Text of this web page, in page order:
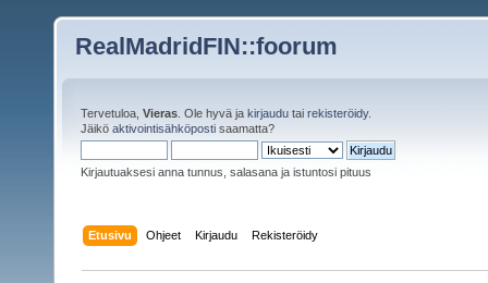
RealMadridFIN::foorum
Tervetuloa, Vieras . Ole hyvä ja kirjaudu tai rekisteröidy.
Jäikö aktivointisähköposti saamatta?
Kirjautuaksesi anna tunnus, salasana ja istuntosi pituus
Etusivu Ohjeet Kirjaudu Rekisteröidy